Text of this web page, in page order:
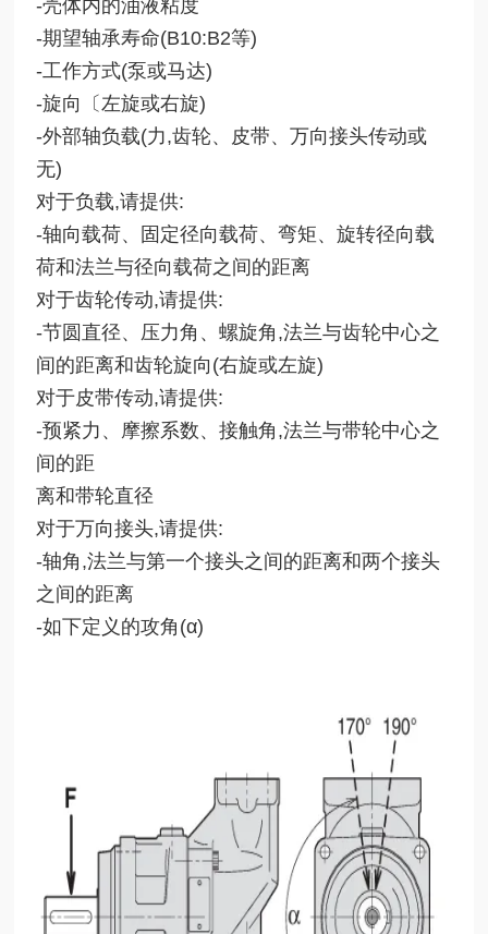
-壳体内的油液粘度
-期望轴承寿命(B10:B2等)
-工作方式(泵或马达)
-旋向〔左旋或右旋)
-外部轴负载(力,齿轮、皮带、万向接头传动或
无)
对于负载,请提供:
-轴向载荷、固定径向载荷、弯矩、旋转径向载
荷和法兰与径向载荷之间的距离
对于齿轮传动,请提供:
-节圆直径、压力角、螺旋角,法兰与齿轮中心之
间的距离和齿轮旋向(右旋或左旋)
对于皮带传动,请提供:
-预紧力、摩擦系数、接触角,法兰与带轮中心之
间的距
离和带轮直径
对于万向接头,请提供:
-轴角,法兰与第一个接头之间的距离和两个接头
之间的距离
-如下定义的攻角(α)